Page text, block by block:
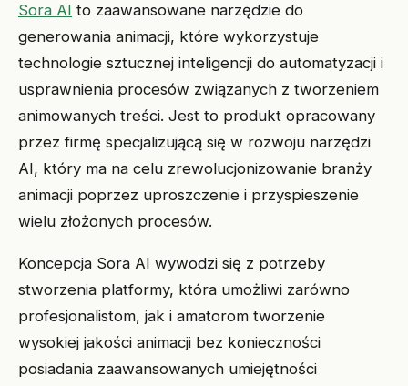
Sora AI to zaawansowane narzędzie do
generowania animacji, które wykorzystuje
technologie sztucznej inteligencji do automatyzacji i
usprawnienia procesów związanych z tworzeniem
animowanych treści. Jest to produkt opracowany
przez firmę specjalizującą się w rozwoju narzędzi
AI, który ma na celu zrewolucjonizowanie branży
animacji poprzez uproszczenie i przyspieszenie
wielu złożonych procesów.
Koncepcja Sora AI wywodzi się z potrzeby
stworzenia platformy, która umożliwi zarówno
profesjonalistom, jak i amatorom tworzenie
wysokiej jakości animacji bez konieczności
posiadania zaawansowanych umiejętności